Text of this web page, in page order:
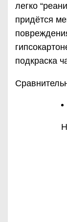
легко
придётся
подкраска